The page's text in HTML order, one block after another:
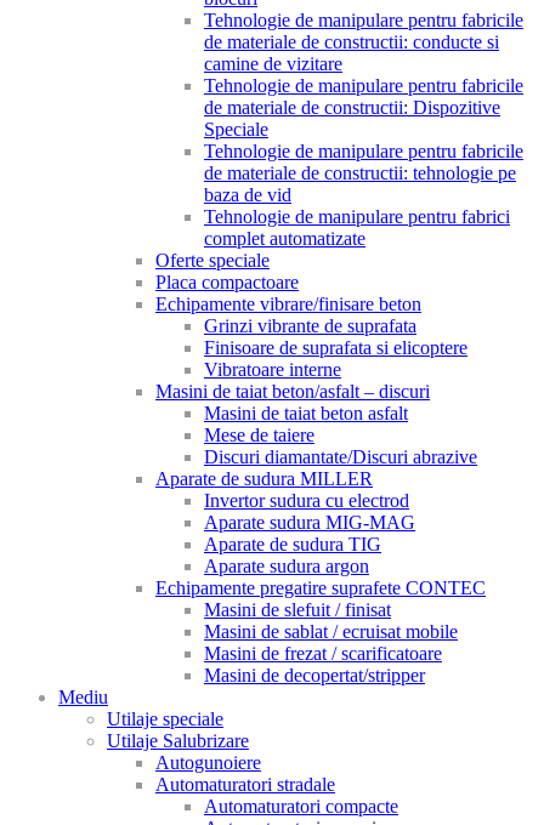
Tehnologie de manipulare pentru fabricile
de materiale de constructii: conducte si
camine de vizitare
Tehnologie de manipulare pentru fabricile
de materiale de constructii: Dispozitive
Speciale
Tehnologie de manipulare pentru fabricile
de materiale de constructii: tehnologie pe
baza de vid
Tehnologie de manipulare pentru fabrici
complet automatizate
Oferte speciale
Placa compactoare
Echipamente vibrare/finisare beton
Grinzi vibrante de suprafata
Finisoare de suprafata si elicoptere
Vibratoare interne
Masini de taiat beton/asfalt – discuri
Masini de taiat beton asfalt
Mese de taiere
Discuri diamantate/Discuri abrazive
Aparate de sudura MILLER
Invertor sudura cu electrod
Aparate sudura MIG-MAG
Aparate de sudura TIG
Aparate sudura argon
Echipamente pregatire suprafete CONTEC
Masini de slefuit / finisat
Masini de sablat / ecruisat mobile
Masini de frezat / scarificatoare
Masini de decopertat/stripper
Mediu
Utilaje speciale
Utilaje Salubrizare
Autogunoiere
Automaturatori stradale
Automaturatori compacte